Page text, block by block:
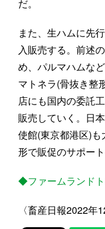
だ。
また、生ハムに先
入販売する。前述
め、パルマハムな
マトネラ(骨抜き整
店にも国内の委託
販売していく。日
使館(東京都港区)
形で販促のサポー
◆ファームランド
〈畜産日報2022年